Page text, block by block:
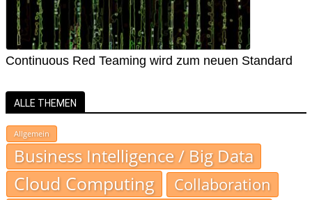
Continuous Red Teaming wird zum neuen Standard
ALLE THEMEN
Allgemein
Business Intelligence / Big Data
Cloud Computing Collaboration